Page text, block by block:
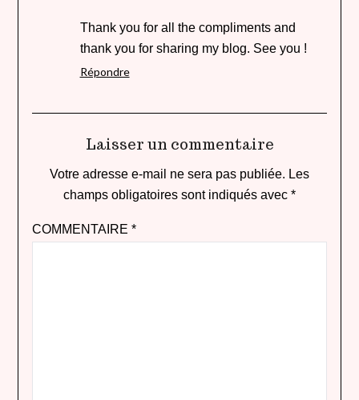
Thank you for all the compliments and
thank you for sharing my blog. See you !
Répondre
Laisser un commentaire
Votre adresse e-mail ne sera pas publiée. Les
champs obligatoires sont indiqués avec *
COMMENTAIRE *